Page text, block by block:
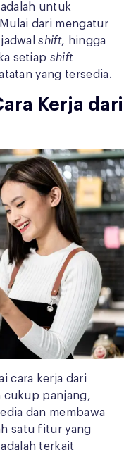
untuk
dari mengatur
jadwalshift, hingga
setiap shift
yang tersedia.
Kerja dari
cara kerja dari
cukup panjang,
dan membawa
satu fitur yang
terkait